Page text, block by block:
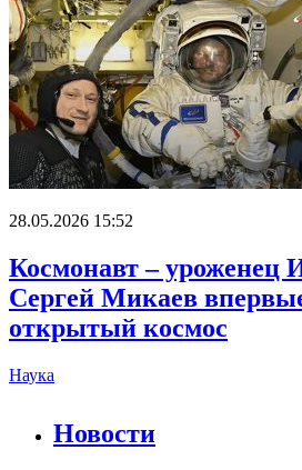
28.05.2026 15:52
Космонавт – уроженец
Сергей Микаев
открытый космос
Наука
Новости